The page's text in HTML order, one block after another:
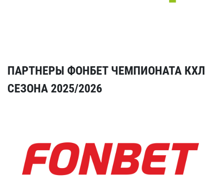
ПАРТНЕРЫ ФОНБЕТ ЧЕМПИОНАТА КХЛ
СЕЗОНА 2025/2026